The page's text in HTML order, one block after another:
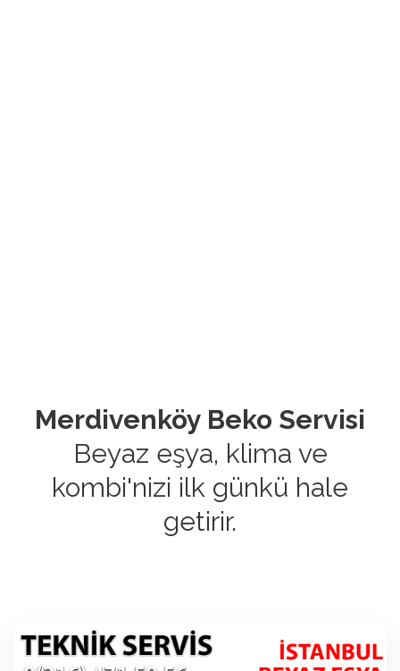
Merdivenköy Beko Servisi
Beyaz eşya, klima ve
kombi'nizi ilk günkü hale
getirir.